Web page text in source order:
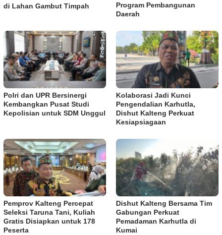
di Lahan Gambut Timpah
Program Pembangunan
Daerah
Polri dan UPR Bersinergi
Kembangkan Pusat Studi
Kepolisian untuk SDM Unggul
Kolaborasi Jadi Kunci
Pengendalian Karhutla,
Dishut Kalteng Perkuat
Kesiapsiagaan
Pemprov Kalteng Percepat
Seleksi Taruna Tani, Kuliah
Gratis Disiapkan untuk 178
Peserta
Dishut Kalteng Bersama Tim
Gabungan Perkuat
Pemadaman Karhutla di
Kumai